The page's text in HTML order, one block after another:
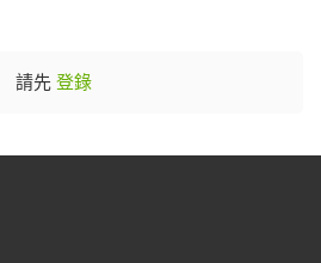
請先 登錄